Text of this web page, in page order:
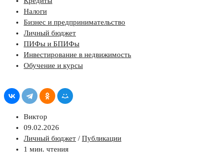
Налоги
Бизнес и предпринимательство
Личный бюджет
ПИФы и БПИФы
Инвестирование в недвижимость
Обучение и курсы
Виктор
09.02.2026
Личный бюджет / Публикации
1 мин. чтения